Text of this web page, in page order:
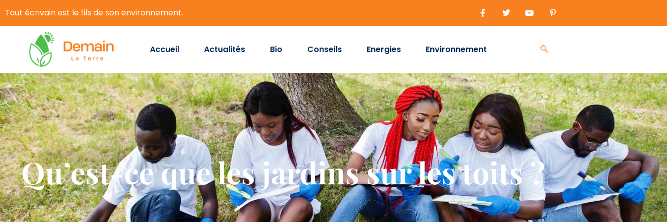
Tout écrivain est le fils de son environnement.
Accueil Actualités Bio Conseils Energies Environnement
Qu’est-ce que les jardins sur les toits ?